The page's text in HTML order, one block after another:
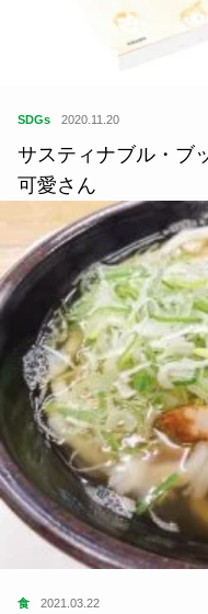
SDGs 2020.11.20
サスティナブル・
可愛さん
食 2021.03.22